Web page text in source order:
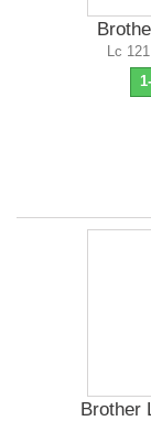
Lc
Brother